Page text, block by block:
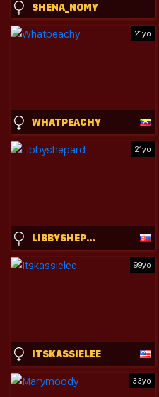
SHENA_NOMY
21yo
WHATPEACHY
21yo
LIBBYSHEPARD
99yo
ITSKASSIELEE
33yo